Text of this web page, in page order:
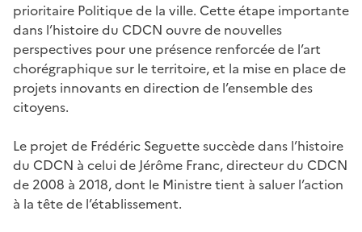
prioritaire Politique de la ville. Cette étape importante
dans l’histoire du CDCN ouvre de nouvelles
perspectives pour une présence renforcée de l’art
chorégraphique sur le territoire, et la mise en place de
projets innovants en direction de l’ensemble des
citoyens.
Le projet de Frédéric Seguette succède dans l’histoire
du CDCN à celui de Jérôme Franc, directeur du CDCN
de 2008 à 2018, dont le Ministre tient à saluer l’action
à la tête de l’établissement.